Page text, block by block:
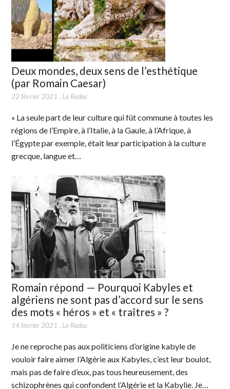
Deux mondes, deux sens de l’esthétique
(par Romain Caesar)
22 février 2021 , La Redac
« La seule part de leur culture qui fût commune à toutes les
régions de l’Empire, à l’Italie, à la Gaule, à l’Afrique, à
l’Égypte par exemple, était leur participation à la culture
grecque, langue et…
Romain répond — Pourquoi Kabyles et
algériens ne sont pas d’accord sur le sens
des mots « héros » et « traîtres » ?
14 février 2021 , La Redac
Je ne reproche pas aux politiciens d’origine kabyle de
vouloir faire aimer l’Algérie aux Kabyles, c’est leur boulot,
mais pas de faire d’eux, pas tous heureusement, des
schizophrènes qui confondent l’Algérie et la Kabylie. Je…